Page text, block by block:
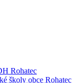
Rohatec
školy obce Rohatec